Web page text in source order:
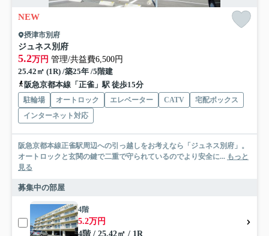
NEW
摂津市別府
ジュネス別府
5.2万円 管理/共益費6,500円
25.42㎡ (1R) /築25年 /5階建
阪急京都本線「正雀」駅 徒歩15分
駐輪場 オートロック エレベーター CATV
宅配ボックス
インターネット対応
阪急京都本線正雀駅周辺への引っ越しをお考えなら「ジュネス別府」。
オートロックと玄関の鍵で二重で守られているのでより安全に... もっと
見る
募集中の部屋
4階
5.2万円
4階 / 25.42㎡ / 1R